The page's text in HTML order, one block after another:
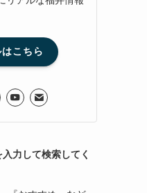
こちら
力して検索してく